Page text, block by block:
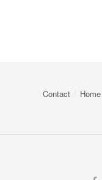
Contact Home